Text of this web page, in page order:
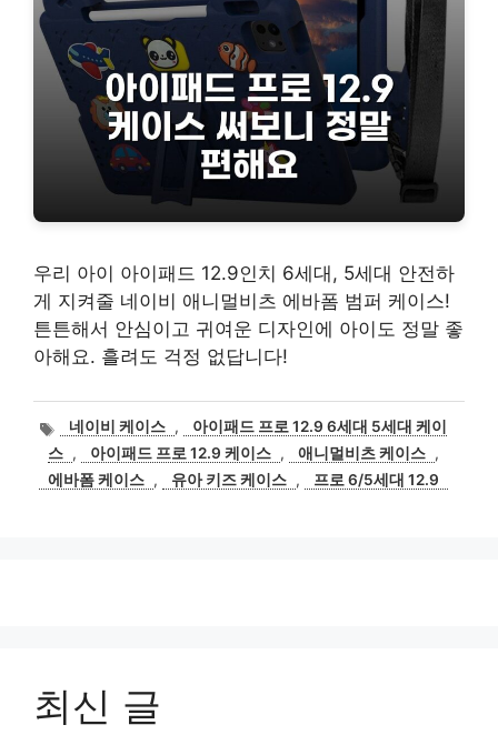
우리 아이 아이패드 12.9인치 6세대, 5세대 안전하
게 지켜줄 네이비 애니멀비츠 에바폼 범퍼 케이스!
튼튼해서 안심이고 귀여운 디자인에 아이도 정말 좋
아해요. 흘려도 걱정 없답니다!
태네이비 케이스 ,
아이패드 프로 12.9 6세대 5세대 케이
스 , 아이패드 프로 12.9 케이스 , 애니멀비츠 케이스 ,
에바폼 케이스 , 유아 키즈 케이스 , 프로 6/5세대 12.9
최신 글